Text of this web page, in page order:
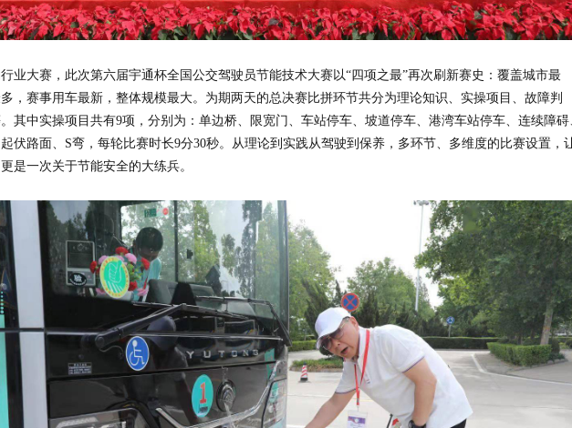
业大赛，此次第六届宇通杯全国公交驾驶员节能技术大赛以“四项之最”再次刷新赛史：覆盖城市最
，赛事用车最新，整体规模最大。为期两天的总决赛比拼环节共分为理论知识、实操项目、故障判
其中实操项目共有9项，分别为：单边桥、限宽门、车站停车、坡道停车、港湾车站停车、连续障碍
伏路面、S弯，每轮比赛时长9分30秒。从理论到实践从驾驶到保养，多环节、多维度的比赛设置，
是一次关于节能安全的大练兵。